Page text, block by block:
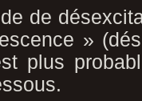
de
»
plus